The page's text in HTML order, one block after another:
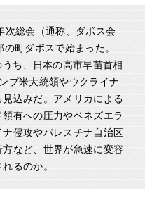
次総会（通称、ダボス会
町ダボスで始まった。
ち、日本の高市早苗首相
プ米大統領やウクライナ
込みだ。アメリカによる
有への圧力やベネズエラ
侵攻やパレスチナ自治区
など、世界が急速に変容
るのか。